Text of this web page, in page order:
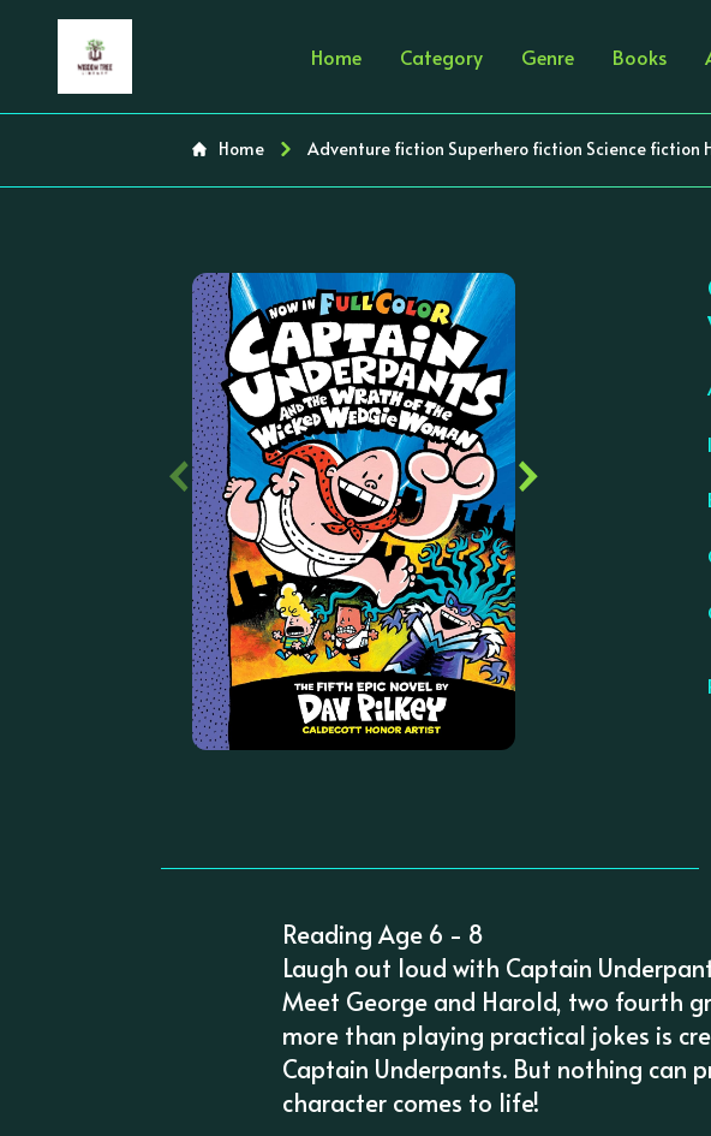
Home Category Genre Books
Home Adventure fiction Superhero fiction Science fiction
‹ ›
Reading Age 6 - 8
Laugh out loud with Captain
Meet George and Harold, two fourth
more than playing practical jokes is
Captain Underpants. But nothing can
character comes to life!